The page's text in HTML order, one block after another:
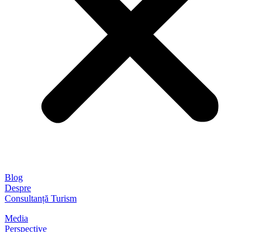
Blog
Despre
Consultanță Turism
Media
Perspective